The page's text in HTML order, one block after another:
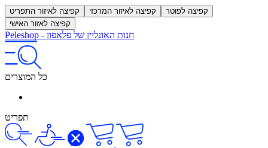
קפיצה לאיזור התפריט קפיצה לאיזור המרכזי
קפיצה לפוטר
קפיצה לאזור האישי
Peleshop - חנות האונליין של פלאפון
כל המוצרים
תפריט